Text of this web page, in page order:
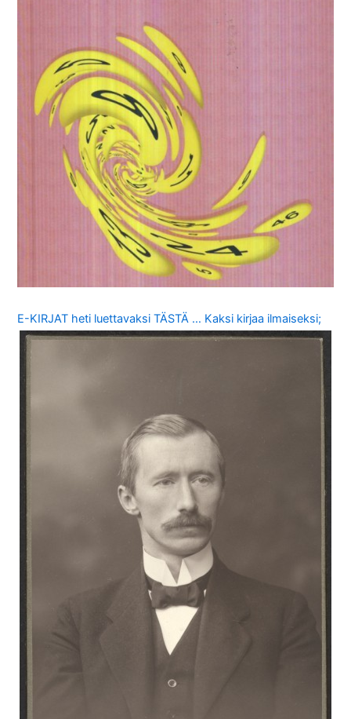
E-KIRJAT heti luettavaksi TÄSTÄ … Kaksi kirjaa ilmaiseksi;